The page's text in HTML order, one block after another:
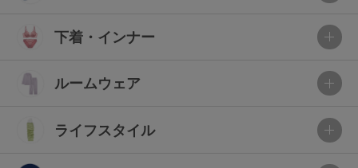
下着・インナー
ルームウェア
ライフスタイル